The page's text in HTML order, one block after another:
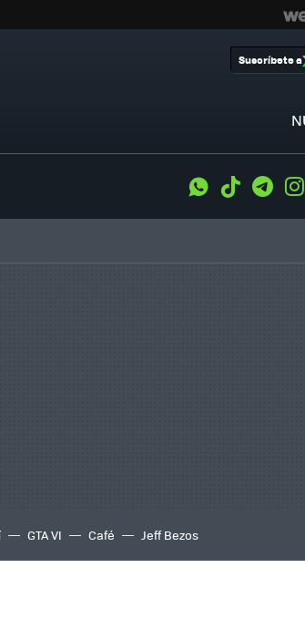
Suscríbete a
WhatsApp
Tiktok
GTA VI Café Jeff Bezos